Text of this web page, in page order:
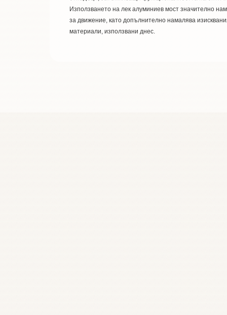
Използването на лек алуминиев мост значително
за движение, като допълнително намалява
материали, използвани днес.